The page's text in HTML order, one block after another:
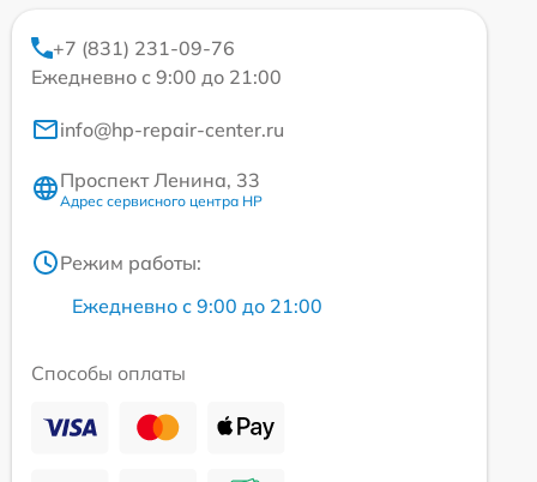
+7 (831) 231-09-76
Ежедневно с 9:00 до 21:00
info@hp-repair-center.ru
Проспект Ленина, 33
Адрес сервисного центра HP
Режим работы:
Ежедневно с 9:00 до 21:00
Способы оплаты